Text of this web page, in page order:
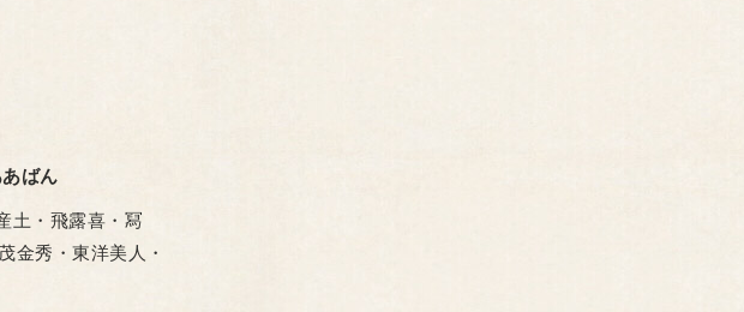
ばん
土・飛露喜・冩
金秀・東洋美人・